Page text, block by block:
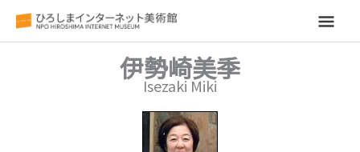
メ
伊勢崎美季
Isezaki Miki